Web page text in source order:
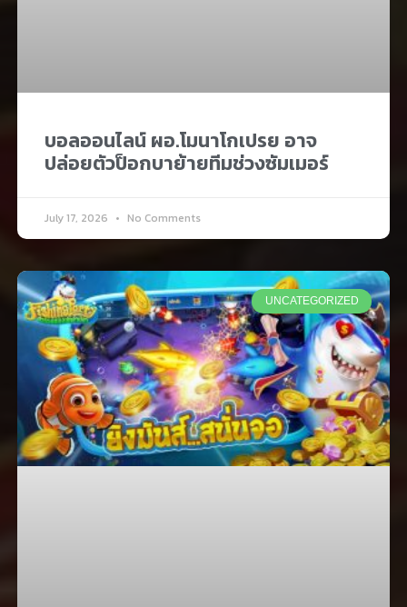
บอลออนไลน์ ผอ.โมนาโกเปรย อาจ
ปล่อยตัวป็อกบาย้ายทีมช่วงซัมเมอร์
July 17, 2026 No Comments
UNCATEGORIZED